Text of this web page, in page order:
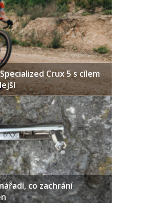
Crux 5 s cílem
co zachrání